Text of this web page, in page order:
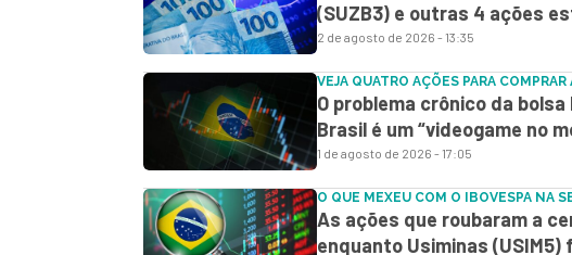
(SUZB3) e outras 4 ações
2 de agosto de 2026 - 13:35
VEJA QUATRO AÇÕES PARA COMPRAR
O problema crônico da
Brasil é um “videogame no
1 de agosto de 2026 - 17:05
O QUE MEXEU COM O IBOVESPA NA
As ações que roubaram a
enquanto Usiminas (USIM5)